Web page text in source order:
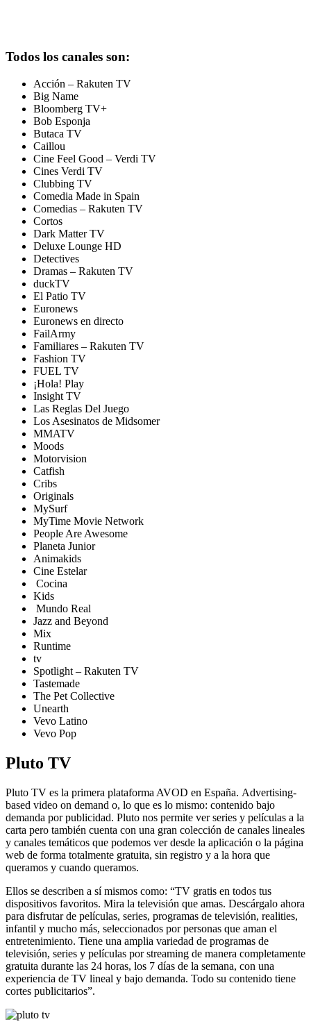
Todos los canales son:
Acción – Rakuten TV
Big Name
Bloomberg TV+
Bob Esponja
Butaca TV
Caillou
Cine Feel Good – Verdi TV
Cines Verdi TV
Clubbing TV
Comedia Made in Spain
Comedias – Rakuten TV
Cortos
Dark Matter TV
Deluxe Lounge HD
Detectives
Dramas – Rakuten TV
duckTV
El Patio TV
Euronews
Euronews en directo
FailArmy
Familiares – Rakuten TV
Fashion TV
FUEL TV
¡Hola! Play
Insight TV
Las Reglas Del Juego
Los Asesinatos de Midsomer
MMATV
Moods
Motorvision
Catfish
Cribs
Originals
MySurf
MyTime Movie Network
People Are Awesome
Planeta Junior
Animakids
Cine Estelar
Cocina
Kids
Mundo Real
Jazz and Beyond
Mix
Runtime
tv
Spotlight – Rakuten TV
Tastemade
The Pet Collective
Unearth
Vevo Latino
Vevo Pop
Pluto TV
Pluto TV es la primera plataforma AVOD en España. Advertising-
based video on demand o, lo que es lo mismo: contenido bajo
demanda por publicidad. Pluto nos permite ver series y películas a la
carta pero también cuenta con una gran colección de canales lineales
y canales temáticos que podemos ver desde la aplicación o la página
web de forma totalmente gratuita, sin registro y a la hora que
queramos y cuando queramos.
Ellos se describen a sí mismos como: “TV gratis en todos tus
dispositivos favoritos. Mira la televisión que amas. Descárgalo ahora
para disfrutar de películas, series, programas de televisión, realities,
infantil y mucho más, seleccionados por personas que aman el
entretenimiento. Tiene una amplia variedad de programas de
televisión, series y películas por streaming de manera completamente
gratuita durante las 24 horas, los 7 días de la semana, con una
experiencia de TV lineal y bajo demanda. Todo su contenido tiene
cortes publicitarios”.